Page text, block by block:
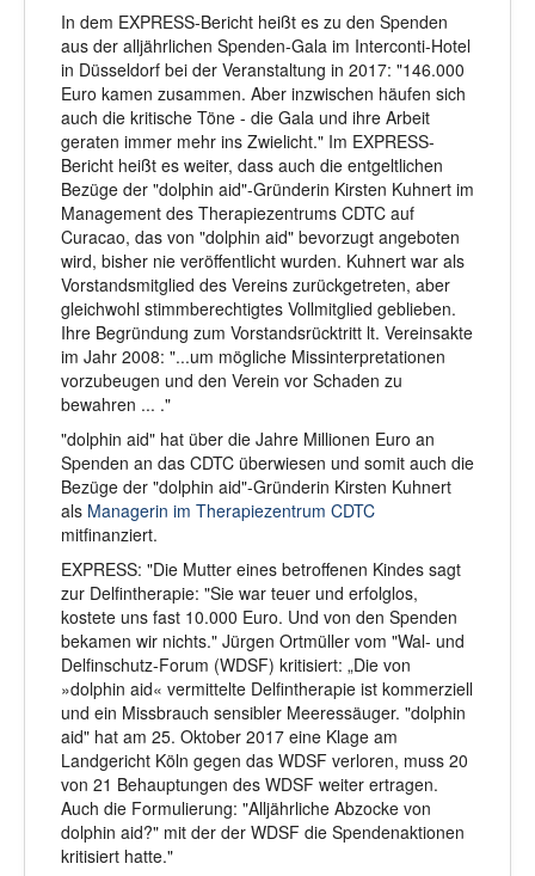
In dem EXPRESS-Bericht heißt es zu den Spenden
aus der alljährlichen Spenden-Gala im Interconti-Hotel
in Düsseldorf bei der Veranstaltung in 2017: "146.000
Euro kamen zusammen. Aber inzwischen häufen sich
auch die kritische Töne - die Gala und ihre Arbeit
geraten immer mehr ins Zwielicht." Im EXPRESS-
Bericht heißt es weiter, dass auch die entgeltlichen
Bezüge der "dolphin aid"-Gründerin Kirsten Kuhnert im
Management des Therapiezentrums CDTC auf
Curacao, das von "dolphin aid" bevorzugt angeboten
wird, bisher nie veröffentlicht wurden. Kuhnert war als
Vorstandsmitglied des Vereins zurückgetreten, aber
gleichwohl stimmberechtigtes Vollmitglied geblieben.
Ihre Begründung zum Vorstandsrücktritt lt. Vereinsakte
im Jahr 2008: "...um mögliche Missinterpretationen
vorzubeugen und den Verein vor Schaden zu
bewahren ... ."
"dolphin aid" hat über die Jahre Millionen Euro an
Spenden an das CDTC überwiesen und somit auch die
Bezüge der "dolphin aid"-Gründerin Kirsten Kuhnert
als Managerin im Therapiezentrum CDTC
mitfinanziert.
EXPRESS: "Die Mutter eines betroffenen Kindes sagt
zur Delfintherapie: "Sie war teuer und erfolglos,
kostete uns fast 10.000 Euro. Und von den Spenden
bekamen wir nichts." Jürgen Ortmüller vom "Wal- und
Delfinschutz-Forum (WDSF) kritisiert: „Die von
»dolphin aid« vermittelte Delfintherapie ist kommerziell
und ein Missbrauch sensibler Meeressäuger. "dolphin
aid" hat am 25. Oktober 2017 eine Klage am
Landgericht Köln gegen das WDSF verloren, muss 20
von 21 Behauptungen des WDSF weiter ertragen.
Auch die Formulierung: "Alljährliche Abzocke von
dolphin aid?" mit der der WDSF die Spendenaktionen
kritisiert hatte."